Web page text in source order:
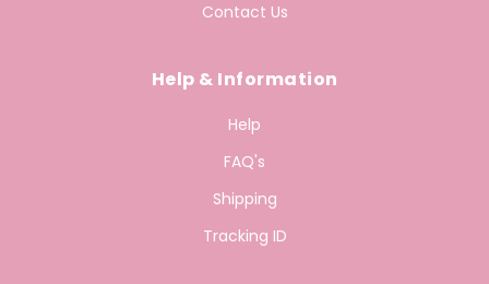
Contact Us
Help & Information
Help
FAQ's
Shipping
Tracking ID